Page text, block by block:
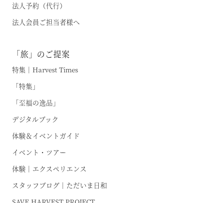
法人予約（代行）
法人会員ご担当者様へ
「旅」のご提案
特集｜Harvest Times
「特集」
「至福の逸品」
デジタルブック
体験＆イベントガイド
イベント・ツアー
体験｜エクスペリエンス
スタッフブログ｜ただいま日和